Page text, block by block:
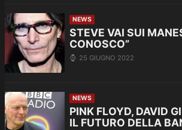
NEWS
STEVE VAI SUI
CONOSCO”
25 GIUGNO 2022
NEWS
PINK FLOYD, DAVID
IL FUTURO DELLA